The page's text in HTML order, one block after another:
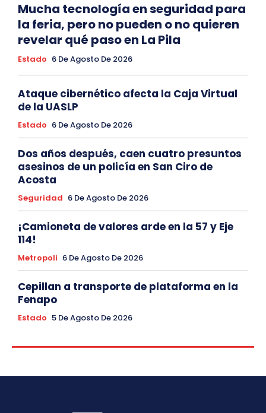
Mucha tecnología en seguridad para
la feria, pero no pueden o no quieren
revelar qué paso en La Pila
Estado 6 De Agosto De 2026
Ataque cibernético afecta la Caja Virtual
de la UASLP
Estado 6 De Agosto De 2026
Dos años después, caen cuatro presuntos
asesinos de un policía en San Ciro de
Acosta
Seguridad 6 De Agosto De 2026
¡Camioneta de valores arde en la 57 y Eje
114!
Metropoli 6 De Agosto De 2026
Cepillan a transporte de plataforma en la
Fenapo
Estado 5 De Agosto De 2026